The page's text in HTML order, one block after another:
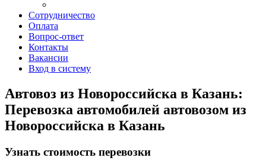
Сотрудничество
Оплата
Вопрос-ответ
Контакты
Вакансии
Вход в систему
Автовоз из Новороссийска в Казань:
Перевозка автомобилей автовозом из
Новороссийска в Казань
Узнать стоимость перевозки